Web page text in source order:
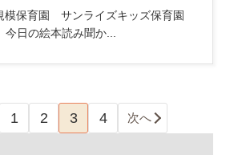
模保育園 サンライズキッズ保育園
日の絵本読み聞か...
1 2 3 4 次へ